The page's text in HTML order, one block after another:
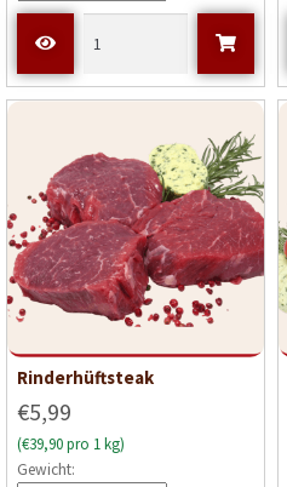
Rinderhüftsteak
€5,99
(€39,90 pro 1 kg)
Gewicht: